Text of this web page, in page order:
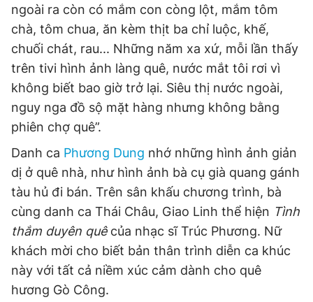
ngoài ra còn có mắm con còng lột, mắm tôm
chà, tôm chua, ăn kèm thịt ba chỉ luộc, khế,
chuối chát, rau... Những năm xa xứ, mỗi lần thấy
trên tivi hình ảnh làng quê, nước mắt tôi rơi vì
không biết bao giờ trở lại. Siêu thị nước ngoài,
nguy nga đồ sộ mặt hàng nhưng không bằng
phiên chợ quê”.
Danh ca Phương Dung nhớ những hình ảnh giản
dị ở quê nhà, như hình ảnh bà cụ già quang gánh
tàu hủ đi bán. Trên sân khấu chương trình, bà
cùng danh ca Thái Châu, Giao Linh thể hiện Tình
thắm duyên quêcủa nhạc sĩ Trúc Phương. Nữ
khách mời cho biết bản thân trình diễn ca khúc
này với tất cả niềm xúc cảm dành cho quê
hương Gò Công.